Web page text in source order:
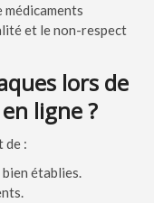
et le non-respect
lors de
ligne ?
de :
établies.